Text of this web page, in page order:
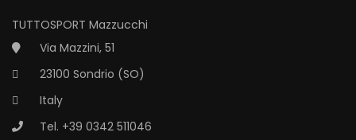
TUTTOSPORT Mazzucchi
Via Mazzini, 51
23100 Sondrio (SO)
Italy
Tel. +39 0342 511046